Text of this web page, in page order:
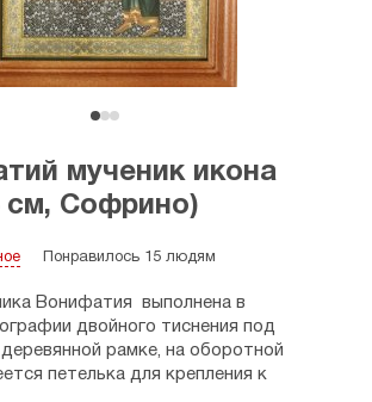
мученик икона
см, Софрино)
Понравилось 15 людям
Вонифатия выполнена в
двойного тиснения под
рамке, на оборотной
петелька для крепления к